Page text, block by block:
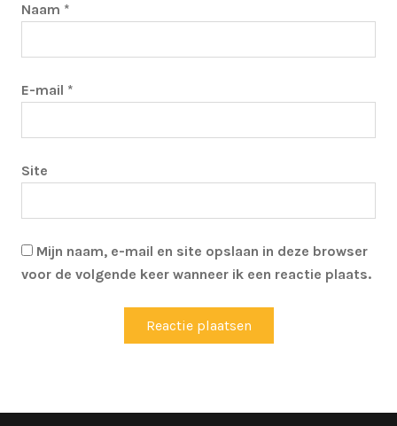
Naam *
E-mail *
Site
Mijn naam, e-mail en site opslaan in deze browser
voor de volgende keer wanneer ik een reactie plaats.